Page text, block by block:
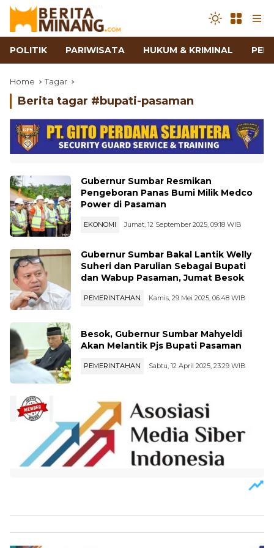
POLITIK PARIWISATA HUKUM & KRIMINAL
Home Tagar
Berita tagar #bupati-pasaman
Gubernur Sumbar Resmikan
Pengeboran Panas Bumi Milik Medco
Power di Pasaman
EKONOMI Jumat, 12 September 2025, 09:18 WIB
Gubernur Sumbar Bakal Lantik Welly
Suheri dan Parulian Sebagai Bupati
dan Wabup Pasaman, Jumat Besok
PEMERINTAHAN Kamis, 29 Mei 2025, 06:48 WIB
Besok, Gubernur Sumbar Mahyeldi
Akan Melantik Pjs Bupati Pasaman
PEMERINTAHAN Sabtu, 12 April 2025, 23:29 WIB